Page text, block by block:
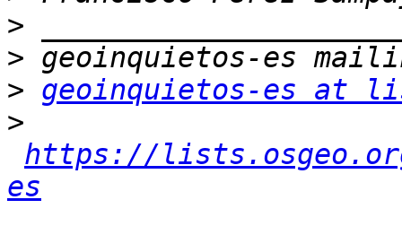
>
>
> geoinquietos-es at
>
https://
es